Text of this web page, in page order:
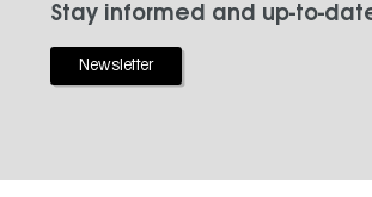
Stay informed and up-to-
Newsletter